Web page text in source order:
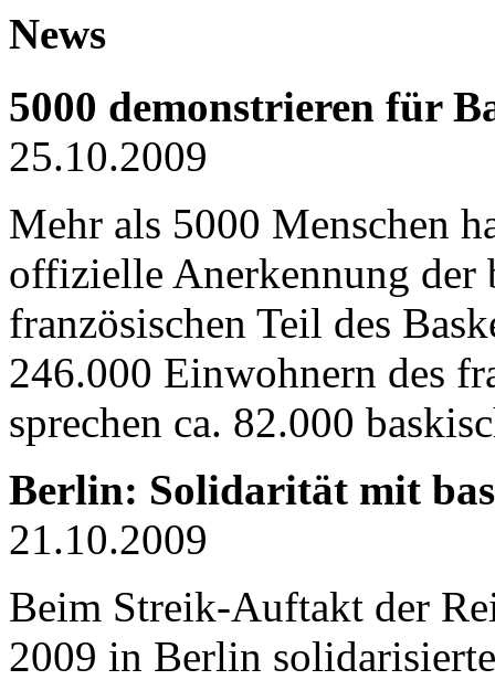
News
5000 demonstrieren für
25.10.2009
Mehr als 5000 Menschen
offizielle Anerkennung der
französischen Teil des
246.000 Einwohnern des
sprechen ca. 82.000
Berlin: Solidarität mit
21.10.2009
Beim Streik-Auftakt der
2009 in Berlin